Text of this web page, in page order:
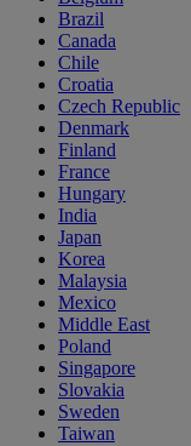
Brazil
Canada
Chile
Croatia
Czech Republic
Denmark
Finland
France
Hungary
India
Japan
Korea
Malaysia
Mexico
Middle East
Poland
Singapore
Slovakia
Sweden
Taiwan